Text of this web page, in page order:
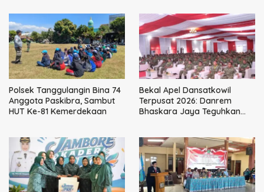
Polsek Tanggulangin Bina 74
Anggota Paskibra, Sambut
HUT Ke-81 Kemerdekaan
Bekal Apel Dansatkowil
Terpusat 2026: Danrem
Bhaskara Jaya Teguhkan